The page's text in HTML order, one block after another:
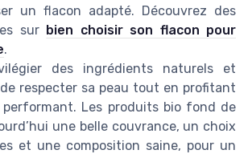
un flacon adapté. Découvrez des
sur bien choisir son flacon pour
.
des ingrédients naturels et
respecter sa peau tout en profitant
performant. Les produits bio fond de
une belle couvrance, un choix
et une composition saine, pour un